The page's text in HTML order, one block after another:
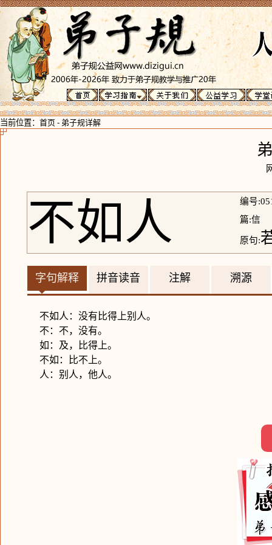
当前位置： 首页 - 弟子规详解
不如人
编号
篇:信
原句:
字句解释 拼音读音 注解 溯源
不如人：没有比得上别人。
不：不，没有。
如：及，比得上。
不如：比不上。
人：别人，他人。